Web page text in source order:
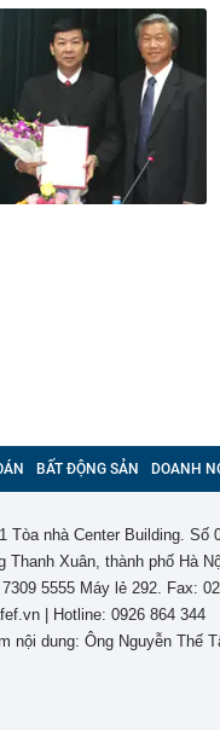
BẤT ĐỘNG SẢN DOANH
Tòa nhà Center Building. Số
Xuân, thành phố Hà
5555 Máy lẻ 292. Fax:
| Hotline: 0926 864 344
nội dung: Ông Nguyễn Thế